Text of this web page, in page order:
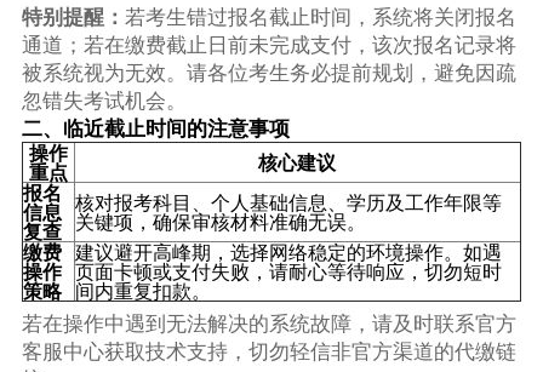
特别提醒： 若考生错过报名截止时间，系统将关闭报名
通道；若在缴费截止日前未完成支付，该次报名记录将
被系统视为无效。请各位考生务必提前规划，避免因疏
忽错失考试机会。
二、临近截止时间的注意事项
操作
重点
核心建议
报名
信息
复查
核对报考科目、个人基础信息、学历及工作年限等
关键项，确保审核材料准确无误。
缴费
操作
策略
建议避开高峰期，选择网络稳定的环境操作。如遇
页面卡顿或支付失败，请耐心等待响应，切勿短时
间内重复扣款。
若在操作中遇到无法解决的系统故障，请及时联系官方
客服中心获取技术支持，切勿轻信非官方渠道的代缴链